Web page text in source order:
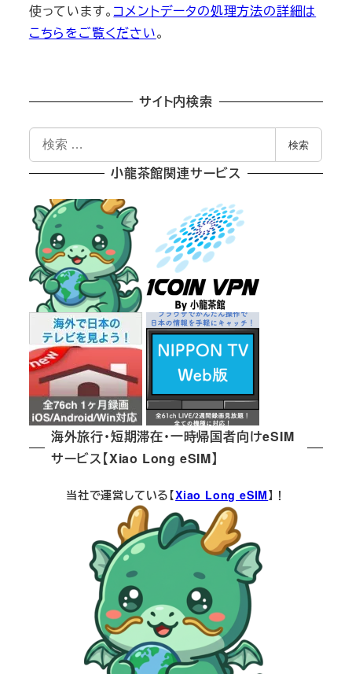
使っています。 コメントデータの処理方法の詳細は
こちらをご覧ください。
サイト内検索
索
検索
小龍茶館関連サービス
海外旅行・短期滞在・一時帰国者向けeSIM
サービス【Xiao Long eSIM】
当社で運営している【Xiao Long eSIM】！